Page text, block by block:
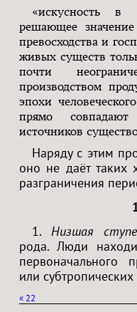
«искусность в
решающее значение
превосходства и
живых существ
почти
производством
эпохи
прямо
источников
Наряду с этим
оно не даёт таких
разграничения
1.Низшая
рода. Люди
первоначального
или субтропических
« 22